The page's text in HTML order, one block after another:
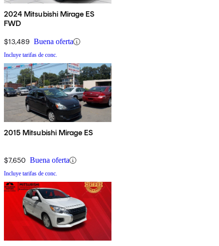
2024 Mitsubishi Mirage ES
FWD
$13,489 Buena oferta
Incluye tarifas de conc.
2015 Mitsubishi Mirage ES
$7,650 Buena oferta
Incluye tarifas de conc.